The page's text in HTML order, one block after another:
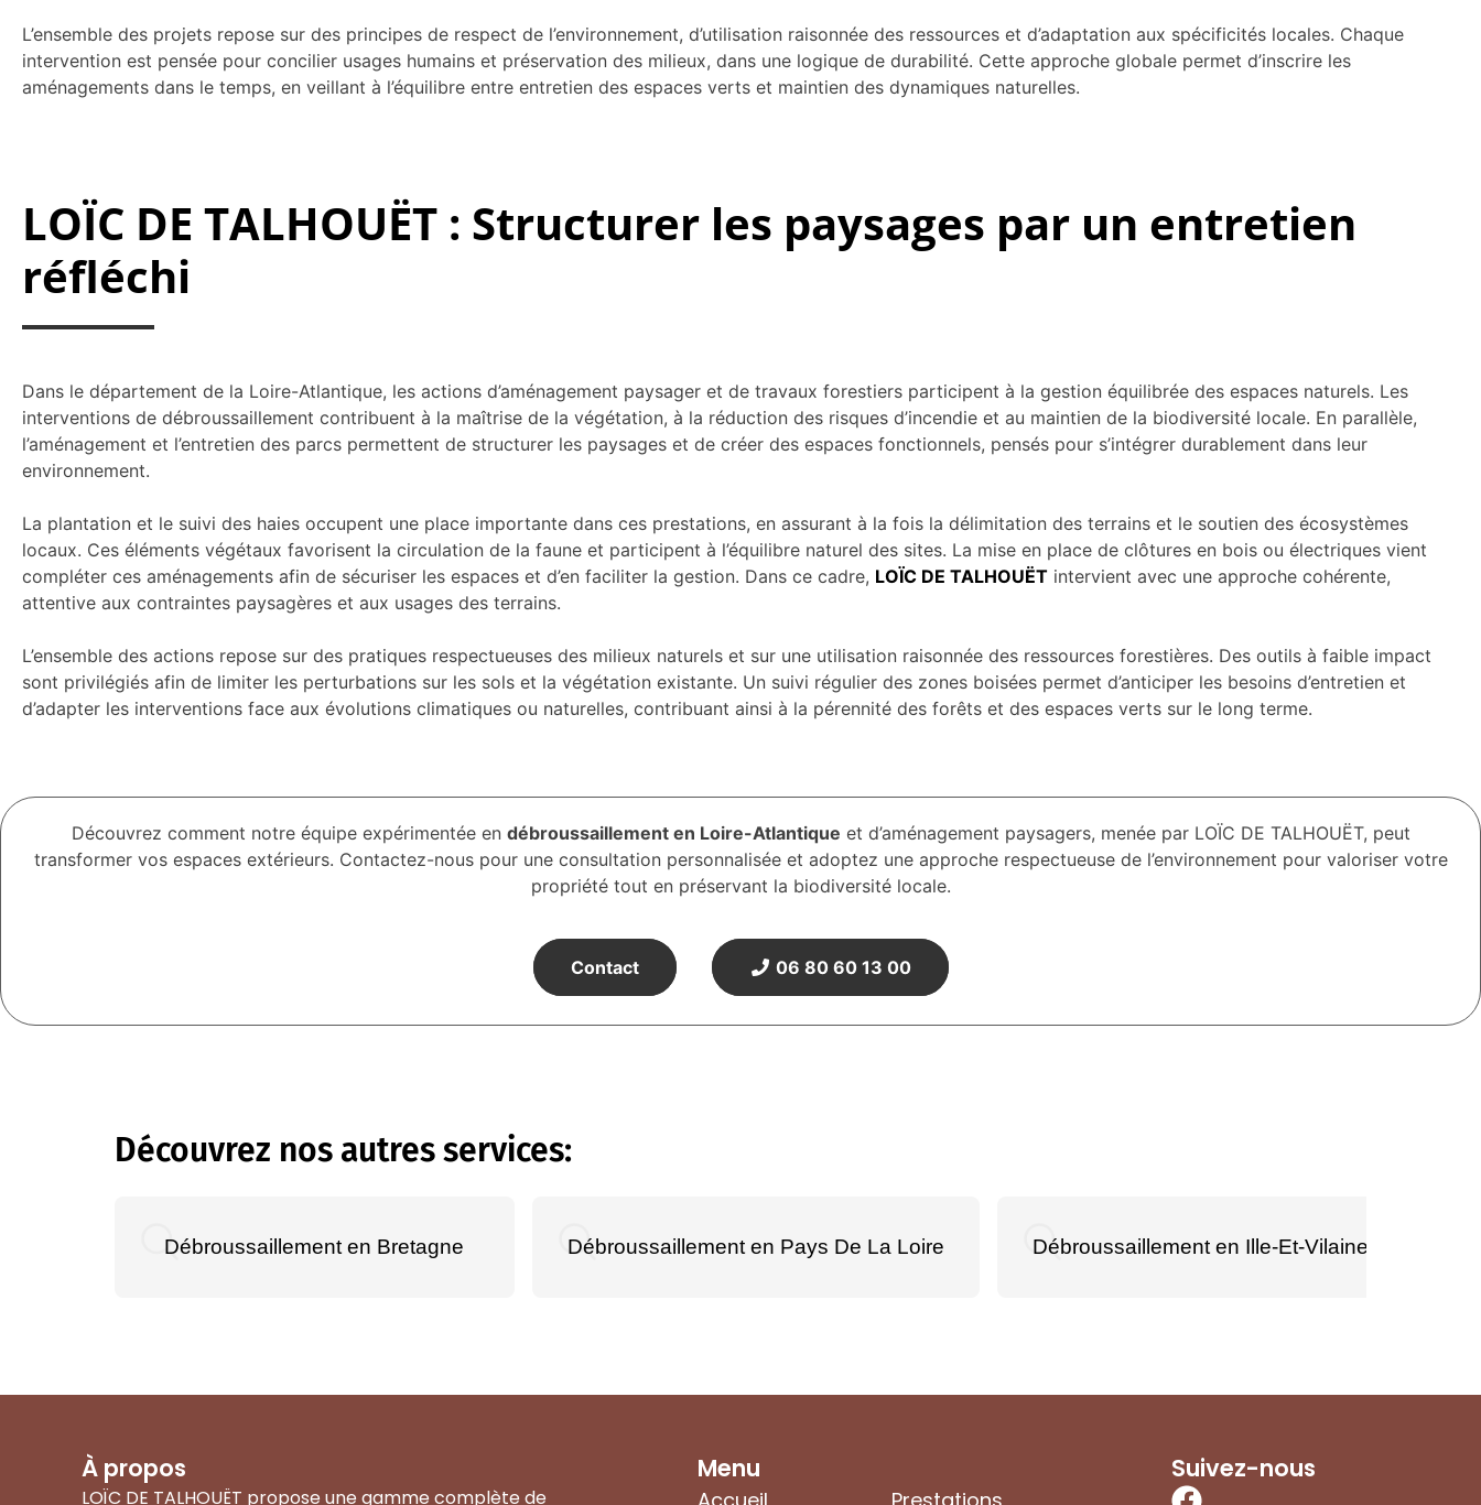
L’ensemble des projets repose sur des principes de respect de l’environnement, d’utilisation raisonnée des ressources et d’adaptation aux spécificités locales. Chaque
intervention est pensée pour concilier usages humains et préservation des milieux, dans une logique de durabilité. Cette approche globale permet d’inscrire les
aménagements dans le temps, en veillant à l’équilibre entre entretien des espaces verts et maintien des dynamiques naturelles.
LOÏC DE TALHOUËT : Structurer les paysages par un entretien
réfléchi
Dans le département de la Loire-Atlantique, les actions d’aménagement paysager et de travaux forestiers participent à la gestion équilibrée des espaces naturels. Les
interventions de débroussaillement contribuent à la maîtrise de la végétation, à la réduction des risques d’incendie et au maintien de la biodiversité locale. En parallèle,
l’aménagement et l’entretien des parcs permettent de structurer les paysages et de créer des espaces fonctionnels, pensés pour s’intégrer durablement dans leur
environnement.
La plantation et le suivi des haies occupent une place importante dans ces prestations, en assurant à la fois la délimitation des terrains et le soutien des écosystèmes
locaux. Ces éléments végétaux favorisent la circulation de la faune et participent à l’équilibre naturel des sites. La mise en place de clôtures en bois ou électriques vient
compléter ces aménagements afin de sécuriser les espaces et d’en faciliter la gestion. Dans ce cadre, LOÏC DE TALHOUËT intervient avec une approche cohérente,
attentive aux contraintes paysagères et aux usages des terrains.
L’ensemble des actions repose sur des pratiques respectueuses des milieux naturels et sur une utilisation raisonnée des ressources forestières. Des outils à faible impact
sont privilégiés afin de limiter les perturbations sur les sols et la végétation existante. Un suivi régulier des zones boisées permet d’anticiper les besoins d’entretien et
d’adapter les interventions face aux évolutions climatiques ou naturelles, contribuant ainsi à la pérennité des forêts et des espaces verts sur le long terme.
Découvrez comment notre équipe expérimentée en débroussaillement en Loire-Atlantique et d’aménagement paysagers, menée par LOÏC DE TALHOUËT, peut
transformer vos espaces extérieurs. Contactez-nous pour une consultation personnalisée et adoptez une approche respectueuse de l’environnement pour valoriser votre
propriété tout en préservant la biodiversité locale.
Contact 06 80 60 13 00
Découvrez nos autres services:
Débroussaillement en Bretagne Débroussaillement en Pays De La Loire Débroussaillement en Ille-Et-Vilaine
À propos
LOÏC DE TALHOUËT propose une gamme complète de
Menu Suivez-nous